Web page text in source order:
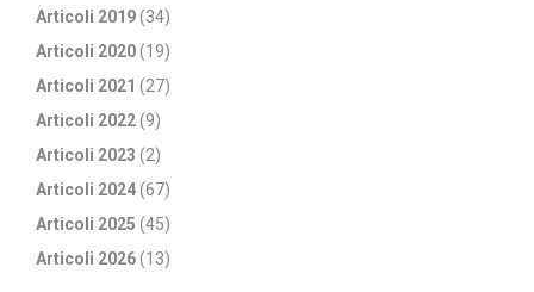
Articoli 2019(34)
Articoli 2020(19)
Articoli 2021 (27)
Articoli 2022(9)
Articoli 2023 (2)
Articoli 2024(67)
Articoli 2025 (45)
Articoli 2026(13)